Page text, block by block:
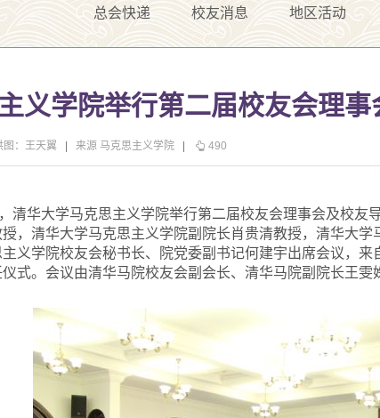
总会快递 校友消息 地区活动
义学院举行第二届校友会理
图：王天翼 来源 马克思主义学院 490
清华大学马克思主义学院举行第二届校友会理事会及校友
授，清华大学马克思主义学院副院长肖贵清教授，清华大
义学院校友会秘书长、院党委副书记何建宇出席会议，
式。会议由清华马院校友会副会长、清华马院副院长王雯